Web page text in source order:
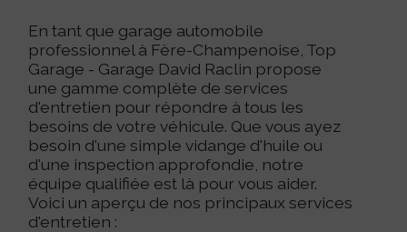
En tant que garage automobile
professionnel à Fère-Champenoise, Top
Garage - Garage David Raclin propose
une gamme complète de services
d'entretien pour répondre à tous les
besoins de votre véhicule. Que vous ayez
besoin d'une simple vidange d'huile ou
d'une inspection approfondie, notre
équipe qualifiée est là pour vous aider.
Voici un aperçu de nos principaux services
d'entretien :